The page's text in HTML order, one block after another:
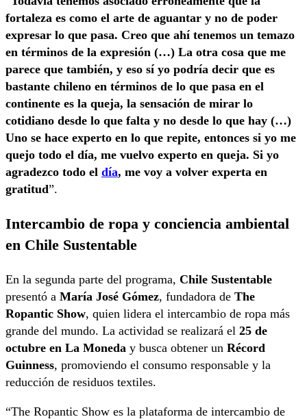
fortaleza es como el arte de aguantar y no de poder
expresar lo que pasa. Creo que ahí tenemos un temazo
en términos de la expresión (…) La otra cosa que me
parece que también, y eso sí yo podría decir que es
bastante chileno en términos de lo que pasa en el
continente es la queja, la sensación de mirar lo
cotidiano desde lo que falta y no desde lo que hay (…)
Uno se hace experto en lo que repite, entonces si yo me
quejo todo el día, me vuelvo experto en queja. Si yo
agradezco todo el día, me voy a volver experta en
gratitud”.
Intercambio de ropa y conciencia ambiental
en Chile Sustentable
En la segunda parte del programa, Chile Sustentable
presentó a María José Gómez, fundadora de The
Ropantic Show, quien lidera el intercambio de ropa más
grande del mundo. La actividad se realizará el 25 de
octubre en La Moneda y busca obtener un Récord
Guinness, promoviendo el consumo responsable y la
reducción de residuos textiles.
“The Ropantic Show es la plataforma de intercambio de